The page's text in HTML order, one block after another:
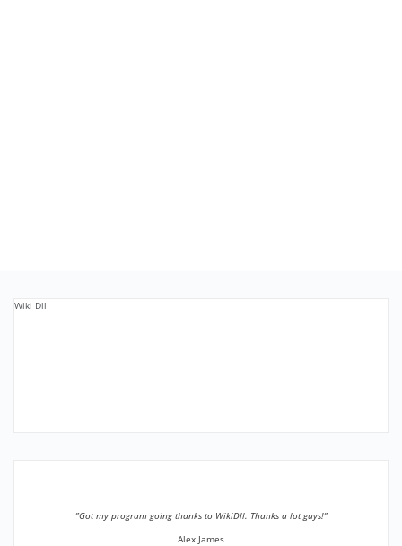
Wiki Dll
”Got my program going thanks to WikiDll. Thanks a lot guys!”
Alex James